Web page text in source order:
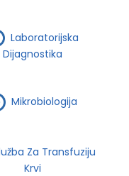
Laboratorijska
Dijagnostika
Mikrobiologija
Za Transfuziju
Krvi